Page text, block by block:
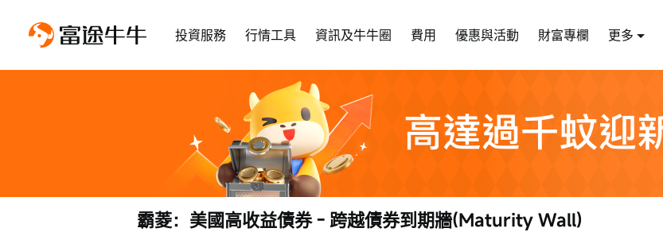
投資服務 行情工具 資訊及牛牛圈 費用 優惠與活動 財富專欄 更多
霸菱：美國高收益債券 - 跨越債券到期牆(Maturity Wall)